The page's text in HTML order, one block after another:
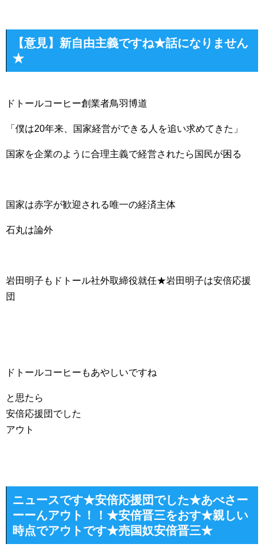
【意見】新自由主義ですね★話になりません
★
ドトールコーヒー創業者鳥羽博道
「僕は20年来、国家経営ができる人を追い求めてきた」
国家を企業のように合理主義で経営されたら国民が困る
国家は赤字が歓迎される唯一の経済主体
石丸は論外
岩田明子もドトール社外取締役就任★岩田明子は安倍応援
団
ドトールコーヒーもあやしいですね
と思たら
安倍応援団でした
アウト
ニュースです★安倍応援団でした★あべさー
ーーんアウト！！★安倍晋三をおす★親しい
時点でアウトです★売国奴安倍晋三★